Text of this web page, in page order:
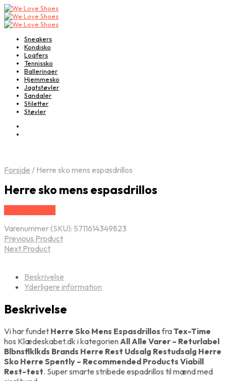
Sneakers
Kondisko
Loafers
Tennissko
Ballerinaer
Hjemmesko
Jagtstøvler
Sandaler
Stiletter
Støvler
Forside / Herre sko mens espasdrillos
Herre sko mens espasdrillos
Varenummer (SKU): 5711614349823
Previous Product
Next Product
Beskrivelse
Yderligere information
Beskrivelse
Vi har fundet Herre Sko Mens EspasdrillosfraTex-Time
hos Klædeskabet.dk i kategorien All Alle Varer – Returlabel
Blbnsflklkds Brands Herre Rest Udsalg Restudsalg Herre
Sko Herre Spently – Recommended Products Viabill
Rest-test. Super smarte stribede espadrillos til mænd med